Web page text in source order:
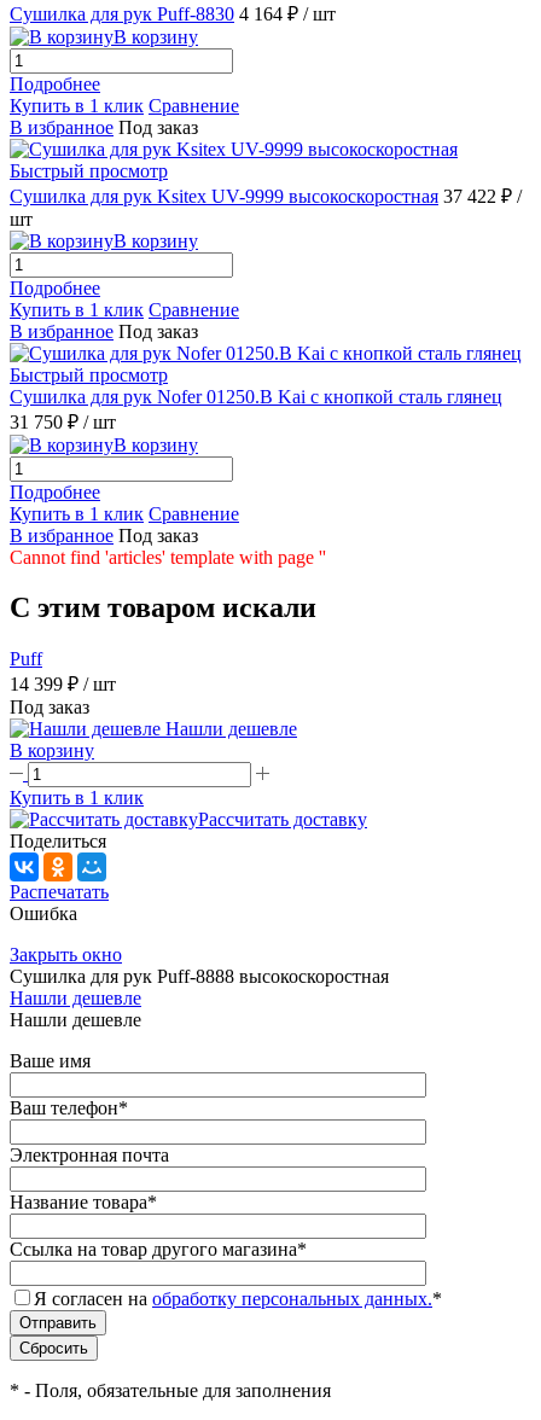
Сушилка для рук Puff-8830 4 164 ₽ / шт
В корзину
Подробнее
Купить в 1 клик Сравнение
В избранное Под заказ
Быстрый просмотр
Сушилка для рук Ksitex UV-9999 высокоскоростная 37 422 ₽ /
шт
В корзину
Подробнее
Купить в 1 клик Сравнение
В избранное Под заказ
Быстрый просмотр
Сушилка для рук Nofer 01250.B Kai с кнопкой сталь глянец
31 750 ₽ / шт
В корзину
Подробнее
Купить в 1 клик Сравнение
В избранное Под заказ
Cannot find 'articles' template with page ''
C этим товаром искали
Puff
14 399 ₽ / шт
Под заказ
Нашли дешевле
В корзину
Купить в 1 клик
Рассчитать доставку
Поделиться
Распечатать
Ошибка
Закрыть окно
Сушилка для рук Puff-8888 высокоскоростная
Нашли дешевле
Нашли дешевле
Ваше имя
Ваш телефон*
Электронная почта
Название товара*
Ссылка на товар другого магазина*
Я согласен на обработку персональных данных.*
* - Поля, обязательные для заполнения